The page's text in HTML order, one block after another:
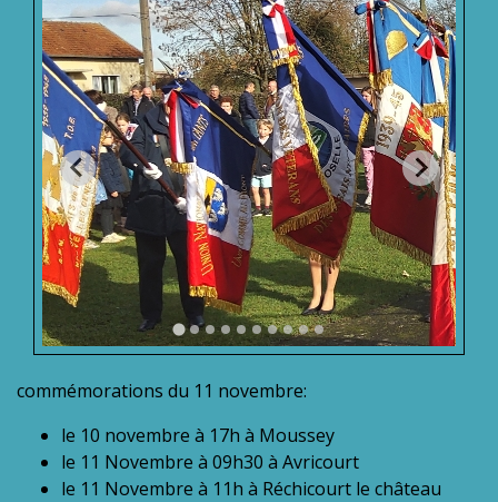
commémorations du 11 novembre:
le 10 novembre à 17h à Moussey
le 11 Novembre à 09h30 à Avricourt
le 11 Novembre à 11h à Réchicourt le château